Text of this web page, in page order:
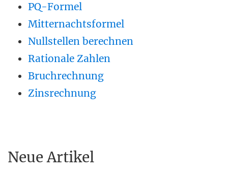
PQ-Formel
Mitternachtsformel
Nullstellen berechnen
Rationale Zahlen
Bruchrechnung
Zinsrechnung
Neue Artikel